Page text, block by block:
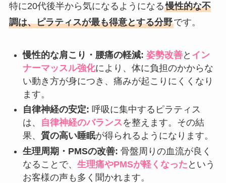
特に20代後半から気になるようになる慢性的な不
調は、ピラティスが最も得意とする分野です。
慢性的な肩こり・腰痛の軽減: 姿勢改善と イン
ナーマッスル強化により、体に負担のかからな
い動き方が身につき、痛みが起こりにくくなり
ます。
自律神経の安定: 呼吸に集中するピラティス
は、
自律神経のバランスを整えます。その結
果、 質の高い睡眠が得られるようになります。
生理周期・PMSの改善: 骨盤周りの血流が良く
なることで、 生理痛やPMSが軽くなった という
お客様の声も多く聞かれます。